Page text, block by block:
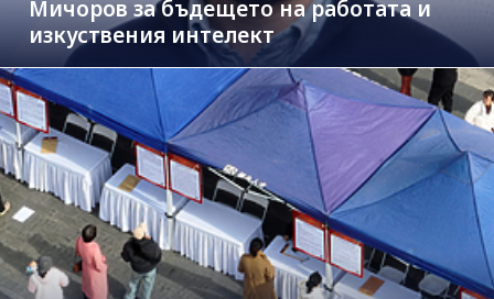
Мичоров за бъдещето на работата и
изкуствения интелект